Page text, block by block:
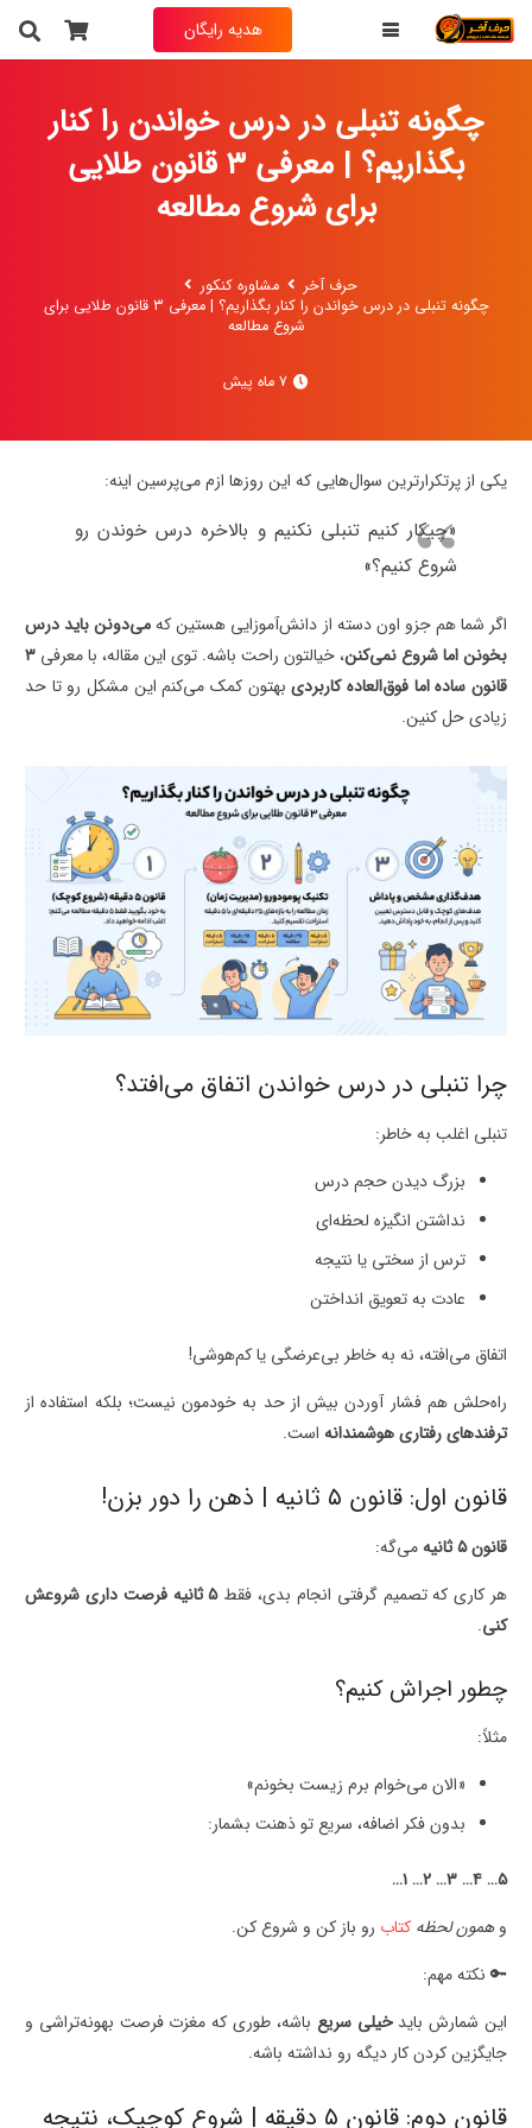
هدیه رایگان
چگونه تنبلی در درس خواندن را کنار
بگذاریم؟ | معرفی ۳ قانون طلایی
برای شروع مطالعه
حرف آخر
مشاوره کنکور
چگونه تنبلی در درس خواندن را کنار بگذاریم؟ | معرفی ۳ قانون طلایی برای
شروع مطالعه
7 ماه پیش
یکی از پرتکرارترین سوال‌هایی که این روزها ازم می‌پرسین اینه:
«چیکار کنیم تنبلی نکنیم و بالاخره درس خوندن رو
شروع کنیم؟»
اگر شما هم جزو اون دسته از دانش‌آموزایی هستین کهمی‌دونن باید درس
بخونن اما شروع نمی‌کنن، خیالتون راحت باشه. توی این مقاله، با معرفی ۳
قانون ساده اما فوق‌العاده کاربردیبهتون کمک می‌کنم این مشکل رو تا حد
زیادی حل کنین.
چرا تنبلی در درس خواندن اتفاق می‌افتد؟
تنبلی اغلب به خاطر:
بزرگ دیدن حجم درس
نداشتن انگیزه لحظه‌ای
ترس از سختی یا نتیجه
عادت به تعویق انداختن
اتفاق می‌افته، نه به خاطر بی‌عرضگی یا کم‌هوشی!
راه‌حلش هم فشار آوردن بیش از حد به خودمون نیست؛ بلکه استفاده از
ترفندهای رفتاری هوشمندانه است.
قانون اول: قانون ۵ ثانیه | ذهن را دور بزن!
قانون ۵ ثانیه
می‌گه:
هر کاری که تصمیم گرفتی انجام بدی، فقط ۵ ثانیه فرصت داری شروعش
کنی.
چطور اجراش کنیم؟
مثلاً:
«الان می‌خوام برم زیست بخونم»
بدون فکر اضافه، سریع تو ذهنت بشمار:
۵… ۴… ۳… ۲… ۱…
وهمون لحظه کتاب رو باز کن و شروع کن.
🔑 نکته مهم:
این شمارش بایدخیلی سریع باشه، طوری که مغزت فرصت بهونه‌تراشی و
جایگزین کردن کار دیگه رو نداشته باشه.
قانون دوم: قانون ۵ دقیقه | شروع کوچیک، نتیجه